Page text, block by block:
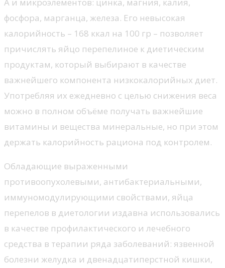
фосфора, марганца, железа. Его невысокая
калорийность – 168 ккал на 100 гр – позволяет
причислять яйцо перепелиное к диетическим
продуктам, который выбирают в качестве
важнейшего компонента низкокалорийных диет.
Употребляя их ежедневно с целью снижения веса
можно в полном объёме получать важнейшие
витамины и вещества минеральные, но при этом
держать калорийность рациона под контролем.
Обладающие выраженными
противоопухолевыми, антибактериальными,
иммуномодулирующими свойствами, яйца
перепелов в диетологии издавна использовались
в качестве профилактического и лечебного
средства в терапии ряда заболеваний: язвенной
болезни желудка и двенадцатиперстной кишки,